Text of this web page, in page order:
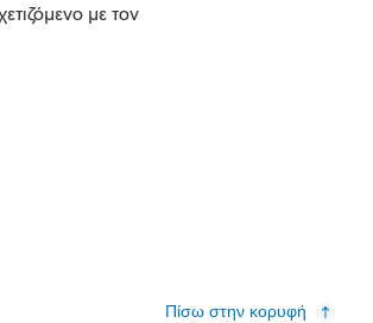
με τον
Πίσω στην κορυφή